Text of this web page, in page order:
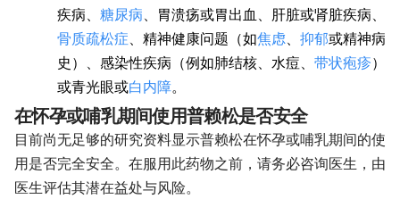
疾病、 糖尿病 、胃溃疡或胃出血、肝脏或肾脏疾病、
骨质疏松症 、精神健康问题（如焦虑 抑郁或精神病
史）、感染性疾病（例如肺结核、水痘、 带状疱疹）
或青光眼或白内障。
在怀孕或哺乳期间使用普赖松是否安全
目前尚无足够的研究资料显示普赖松在怀孕或哺乳期间的使
用是否完全安全。在服用此药物之前，请务必咨询医生，由
医生评估其潜在益处与风险。